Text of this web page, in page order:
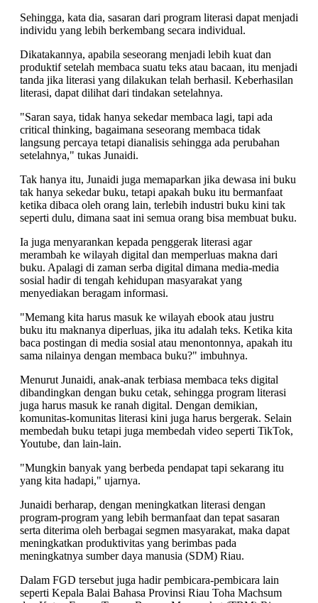
Sehingga, kata dia, sasaran dari program literasi dapat menjadi
individu yang lebih berkembang secara individual.
Dikatakannya, apabila seseorang menjadi lebih kuat dan
produktif setelah membaca suatu teks atau bacaan, itu menjadi
tanda jika literasi yang dilakukan telah berhasil. Keberhasilan
literasi, dapat dilihat dari tindakan setelahnya.
"Saran saya, tidak hanya sekedar membaca lagi, tapi ada
critical thinking, bagaimana seseorang membaca tidak
langsung percaya tetapi dianalisis sehingga ada perubahan
setelahnya," tukas Junaidi.
Tak hanya itu, Junaidi juga memaparkan jika dewasa ini buku
tak hanya sekedar buku, tetapi apakah buku itu bermanfaat
ketika dibaca oleh orang lain, terlebih industri buku kini tak
seperti dulu, dimana saat ini semua orang bisa membuat buku.
Ia juga menyarankan kepada penggerak literasi agar
merambah ke wilayah digital dan memperluas makna dari
buku. Apalagi di zaman serba digital dimana media-media
sosial hadir di tengah kehidupan masyarakat yang
menyediakan beragam informasi.
"Memang kita harus masuk ke wilayah ebook atau justru
buku itu maknanya diperluas, jika itu adalah teks. Ketika kita
baca postingan di media sosial atau menontonnya, apakah itu
sama nilainya dengan membaca buku?" imbuhnya.
Menurut Junaidi, anak-anak terbiasa membaca teks digital
dibandingkan dengan buku cetak, sehingga program literasi
juga harus masuk ke ranah digital. Dengan demikian,
komunitas-komunitas literasi kini juga harus bergerak. Selain
membedah buku tetapi juga membedah video seperti TikTok,
Youtube, dan lain-lain.
"Mungkin banyak yang berbeda pendapat tapi sekarang itu
yang kita hadapi," ujarnya.
Junaidi berharap, dengan meningkatkan literasi dengan
program-program yang lebih bermanfaat dan tepat sasaran
serta diterima oleh berbagai segmen masyarakat, maka dapat
meningkatkan produktivitas yang berimbas pada
meningkatnya sumber daya manusia (SDM) Riau.
Dalam FGD tersebut juga hadir pembicara-pembicara lain
seperti Kepala Balai Bahasa Provinsi Riau Toha Machsum